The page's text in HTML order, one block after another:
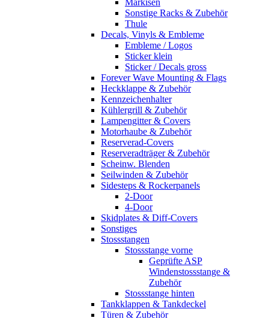
Sonstige Racks & Zubehör
Thule
Decals, Vinyls & Embleme
Embleme / Logos
Sticker klein
Sticker / Decals gross
Forever Wave Mounting & Flags
Heckklappe & Zubehör
Kennzeichenhalter
Kühlergrill & Zubehör
Lampengitter & Covers
Motorhaube & Zubehör
Reserverad-Covers
Reserveradträger & Zubehör
Scheinw. Blenden
Seilwinden & Zubehör
Sidesteps & Rockerpanels
2-Door
4-Door
Skidplates & Diff-Covers
Sonstiges
Stossstangen
Stossstange vorne
Geprüfte ASP
Windenstossstange &
Zubehör
Stossstange hinten
Tankklappen & Tankdeckel
Türen & Zubehör